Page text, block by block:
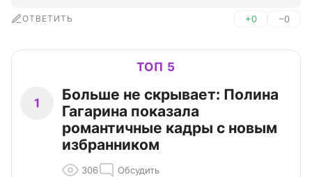
ОТВЕТИТЬ +0 –0
ТОП 5
1
Больше не скрывает: Полина
Гагарина показала
романтичные кадры с новым
избранником
306 Обсудить